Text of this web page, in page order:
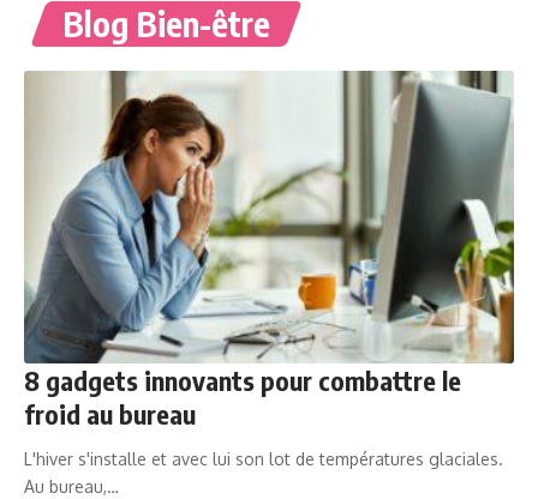
Blog Bien-être
8 gadgets innovants pour combattre le
froid au bureau
L'hiver s'installe et avec lui son lot de températures glaciales.
Au bureau,…